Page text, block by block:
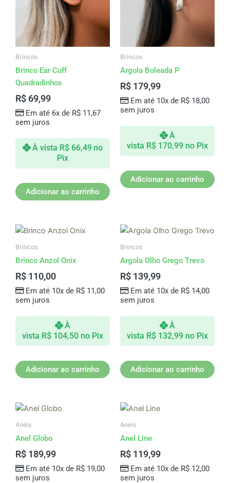
Brincos
Brinco Ear Cuff
Quadradinhos
R$ 69,99
Em até 6x de R$11,67
sem juros
À vista R$66,49 no
Pix
Adicionar ao carrinho
Brincos
Argola Boleada P
R$ 179,99
Em até 10x de R$18,00
sem juros
À
vista R$ 170,99 no Pix
Adicionar ao carrinho
Brincos
Brinco Anzol Onix
R$ 110,00
Em até 10x de R$11,00
sem juros
À
vista R$ 104,50 no Pix
Adicionar ao carrinho
Brincos
Argola Olho Grego Trevo
R$ 139,99
Em até 10x de R$14,00
sem juros
À
vista R$ 132,99 no Pix
Adicionar ao carrinho
Anéis
Anel Globo
R$ 189,99
Em até 10x de R$19,00
sem juros
As
Anéis
Anel Line
R$ 119,99
Em até 10x de R$12,00
sem juros
As